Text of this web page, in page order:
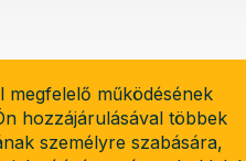
megfelelő működésének
hozzájárulásával többek
személyre szabására,